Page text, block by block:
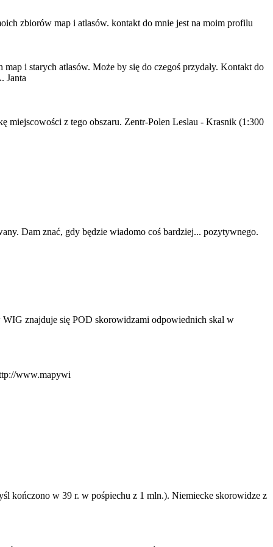
zbiorów map i atlasów. kontakt do mnie jest na moim profilu
i starych atlasów. Może by się do czegoś przydały. Kontakt do
Janta
miejscowości z tego obszaru. Zentr-Polen Leslau - Krasnik (1:300
Dam znać, gdy będzie wiadomo coś bardziej... pozytywnego.
WIG znajduje się POD skorowidzami odpowiednich skal w
www.mapywi
kończono w 39 r. w pośpiechu z 1 mln.). Niemiecke skorowidze z